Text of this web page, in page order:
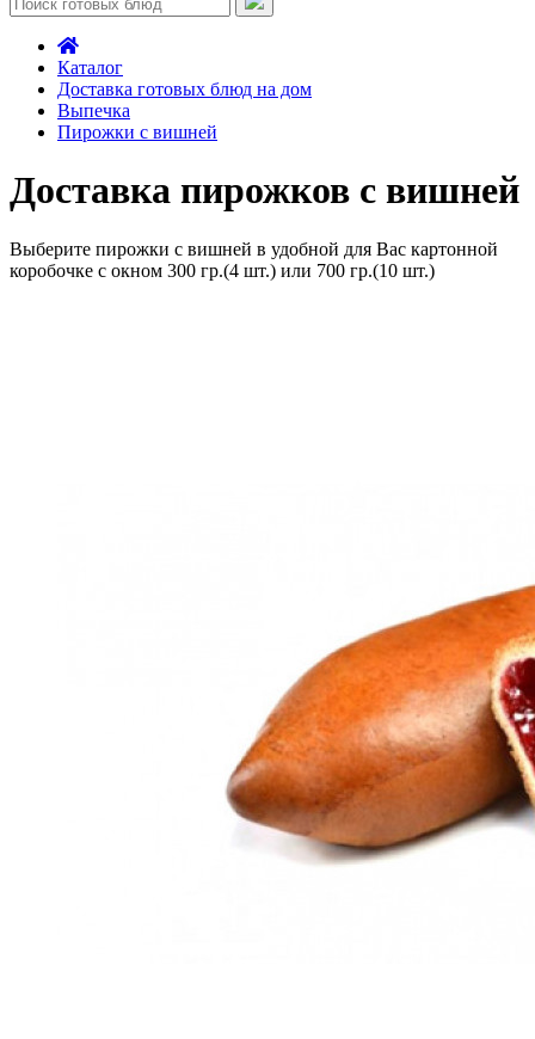
Каталог
Доставка готовых блюд на дом
Выпечка
Пирожки с вишней
Доставка пирожков с вишней
Выберите пирожки с вишней в удобной для Вас картонной
коробочке с окном 300 гр.(4 шт.) или 700 гр.(10 шт.)